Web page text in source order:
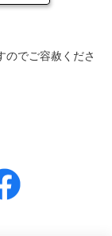
のでご容赦くださ